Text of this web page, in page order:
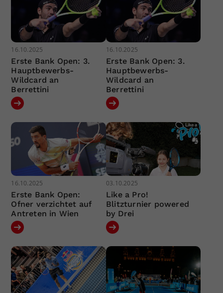
16.10.2025
Erste Bank Open: 3.
Hauptbewerbs-
Wildcard an
Berrettini
16.10.2025
Erste Bank Open: 3.
Hauptbewerbs-
Wildcard an
Berrettini
16.10.2025
Erste Bank Open:
Ofner verzichtet auf
Antreten in Wien
03.10.2025
Like a Pro!
Blitzturnier powered
by Drei